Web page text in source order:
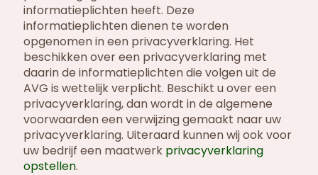
informatieplichten heeft. Deze
informatieplichten dienen te worden
opgenomen in een privacyverklaring. Het
beschikken over een privacyverklaring met
daarin de informatieplichten die volgen uit de
AVG is wettelijk verplicht. Beschikt u over een
privacyverklaring, dan wordt in de algemene
voorwaarden een verwijzing gemaakt naar uw
privacyverklaring. Uiteraard kunnen wij ook voor
uw bedrijf een maatwerk privacyverklaring
opstellen.